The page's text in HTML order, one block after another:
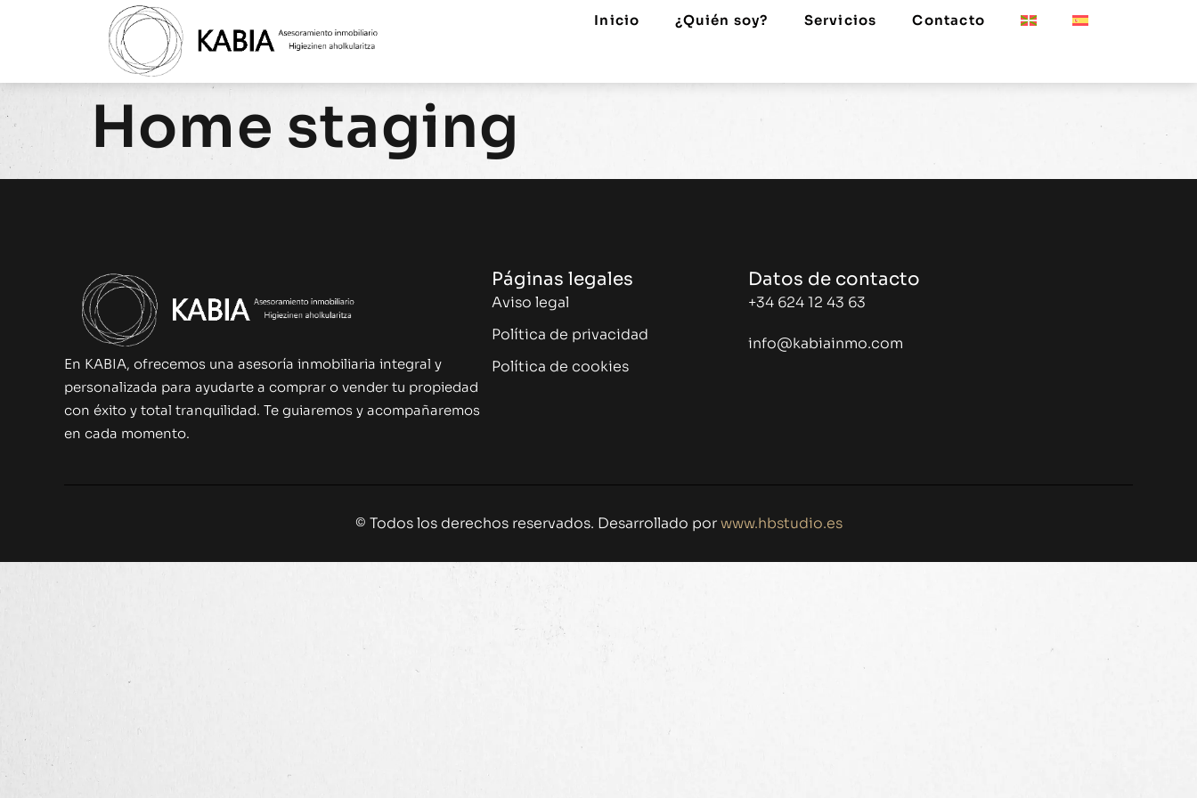
Inicio ¿Quién soy? Servicios Contacto
Home staging
En KABIA, ofrecemos una asesoría inmobiliaria integral y
personalizada para ayudarte a comprar o vender tu propiedad
con éxito y total tranquilidad. Te guiaremos y acompañaremos
en cada momento.
Páginas legales
Aviso legal
Política de privacidad
Política de cookies
Datos de contacto
+34 624 12 43 63
info@kabiainmo.com
© Todos los derechos reservados. Desarrollado porwww.hbstudio.es